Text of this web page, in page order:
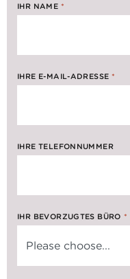
IHR NAME *
IHRE E-MAIL-ADRESSE *
IHRE TELEFONNUMMER
IHR BEVORZUGTES BÜRO *